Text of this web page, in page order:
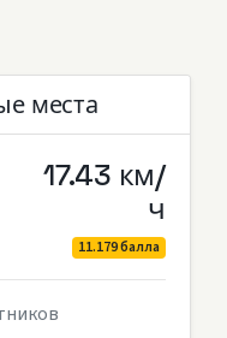
места
17.43 км/
ч
11.179 балла